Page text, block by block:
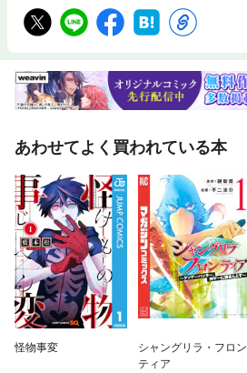
12回 秋田県の逸品 菅原佳己など
あわせてよく買われている本
怪物事変
シャングリラ・フロン
ティア